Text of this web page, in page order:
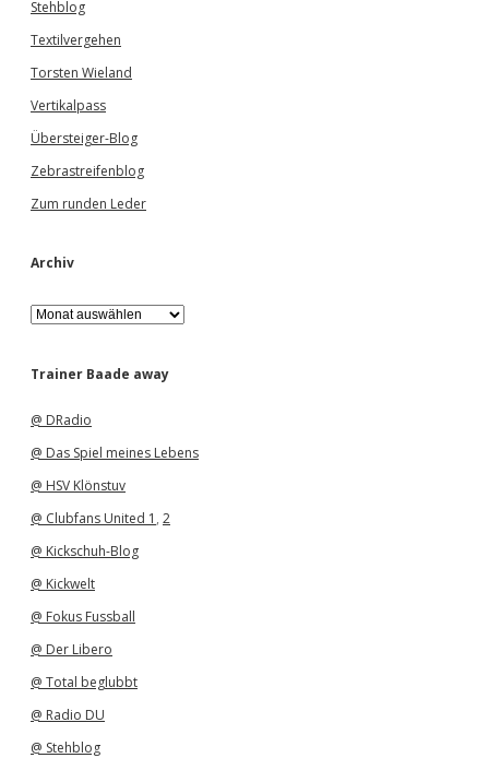
Stehblog
Textilvergehen
Torsten Wieland
Vertikalpass
Übersteiger-Blog
Zebrastreifenblog
Zum runden Leder
Archiv
A
r
h
Trainer Baade away
@ DRadio
@ Das Spiel meines Lebens
@ HSV Klönstuv
@ Clubfans United 1 , 2
@ Kickschuh-Blog
@ Kickwelt
@ Fokus Fussball
@ Der Libero
@ Total beglubbt
@ Radio DU
@ Stehblog